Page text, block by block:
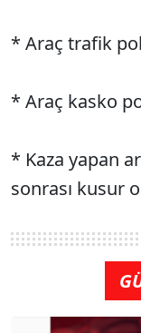
* Araç trafik
* Araç kasko
* Kaza yapan
sonrası kusur